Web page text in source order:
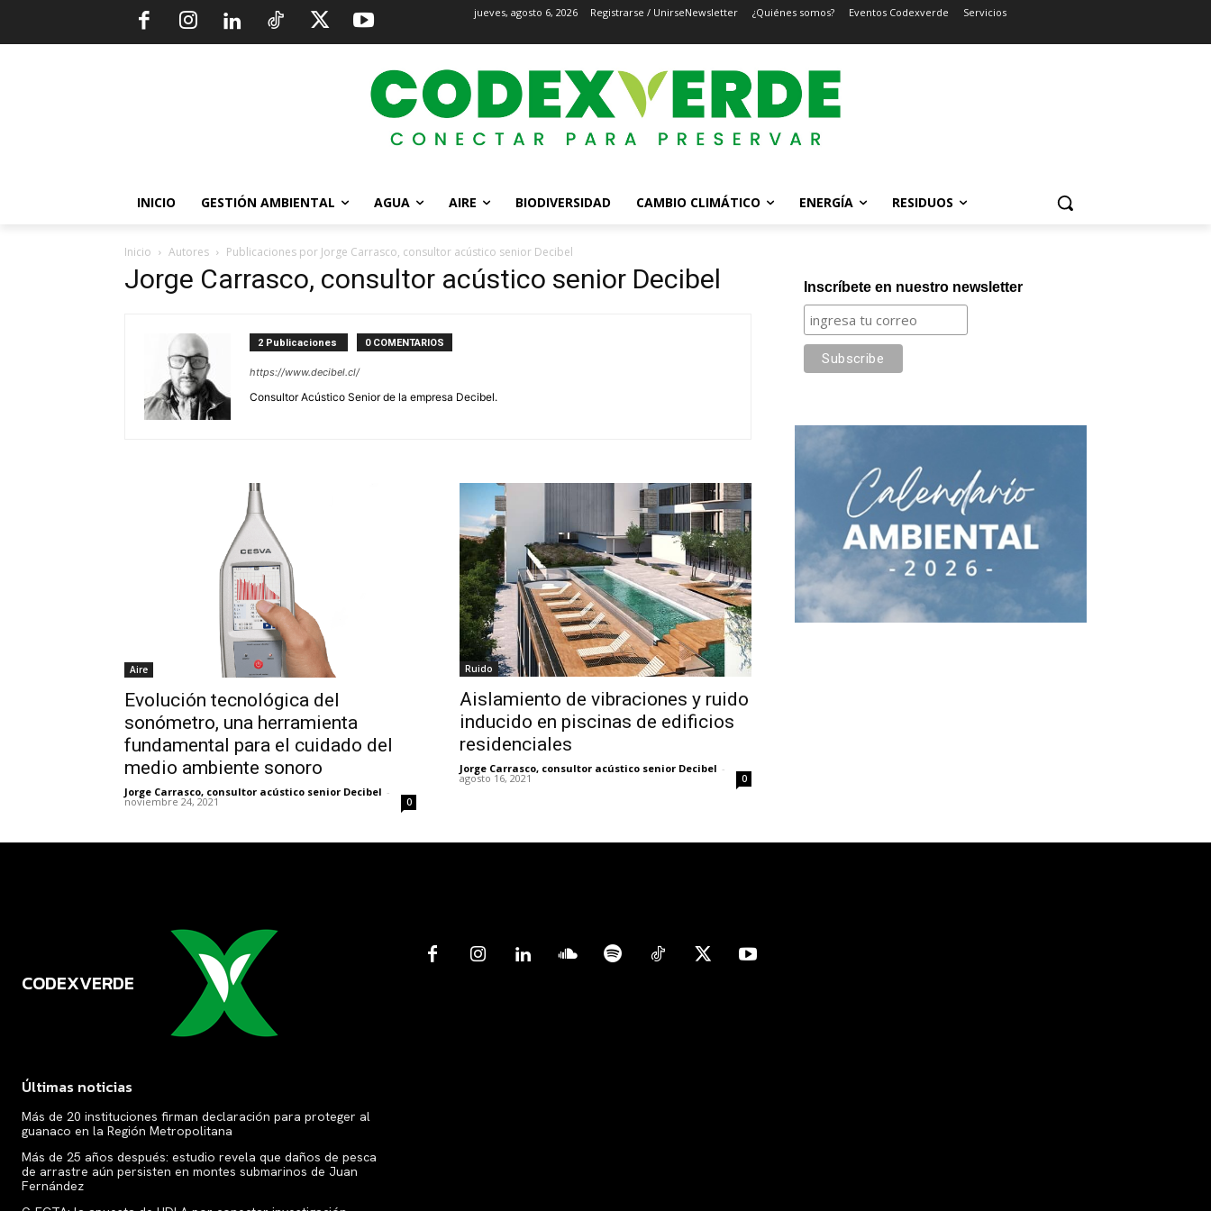
jueves, agosto 6, 2026 Registrarse / UnirseNewsletter ¿Quiénes somos? Eventos Codexverde Servicios
INICIO GESTIÓN AMBIENTAL AGUA AIRE BIODIVERSIDAD CAMBIO CLIMÁTICO ENERGÍA RESIDUOS
Inicio Autores Publicaciones por Jorge Carrasco, consultor acústico senior Decibel
Jorge Carrasco, consultor acústico senior Decibel
2 Publicaciones 0 COMENTARIOS
https://www.decibel.cl/
Consultor Acústico Senior de la empresa Decibel.
Aire
Evolución tecnológica del
sonómetro, una herramienta
fundamental para el cuidado del
medio ambiente sonoro
Jorge Carrasco, consultor acústico senior Decibel -
noviembre 24, 2021 0
Ruido
Aislamiento de vibraciones y ruido
inducido en piscinas de edificios
residenciales
Jorge Carrasco, consultor acústico senior Decibel -
agosto 16, 2021 0
Inscríbete en nuestro newsletter
CODEXVERDE
Últimas noticias
Más de 20 instituciones firman declaración para proteger al
guanaco en la Región Metropolitana
Más de 25 años después: estudio revela que daños de pesca
de arrastre aún persisten en montes submarinos de Juan
Fernández